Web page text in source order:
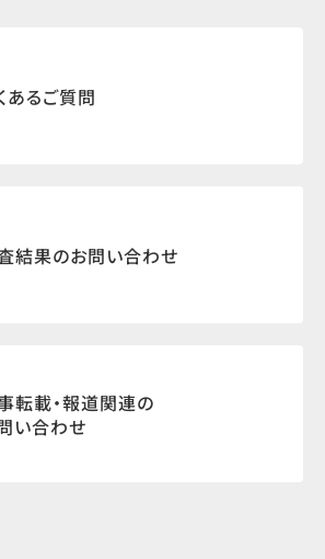
あるご質問
結果のお問い合わせ
転載・報道関連の
い合わせ